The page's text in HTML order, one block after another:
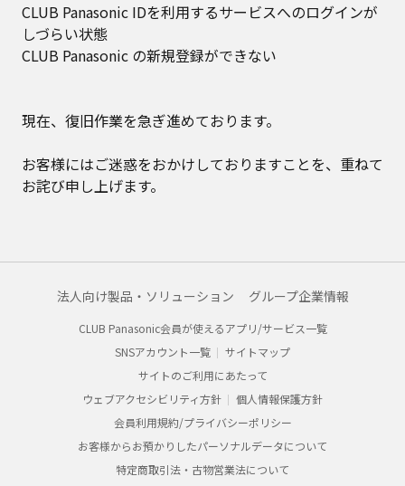
CLUB Panasonic IDを利用するサービスへのログインが
しづらい状態
CLUB Panasonic の新規登録ができない
現在、復旧作業を急ぎ進めております。
お客様にはご迷惑をおかけしておりますことを、重ねて
お詫び申し上げます。
法人向け製品・ソリューション グループ企業情報
CLUB Panasonic会員が使えるアプリ/サービス一覧
SNSアカウント一覧
サイトマップ
サイトのご利用にあたって
ウェブアクセシビリティ方針
個人情報保護方針
会員利用規約/プライバシーポリシー
お客様からお預かりしたパーソナルデータについて
特定商取引法・古物営業法について